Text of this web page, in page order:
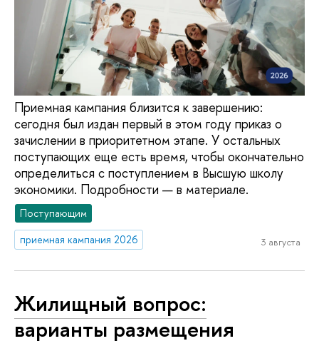
Приемная кампания близится к завершению:
сегодня был издан первый в этом году приказ о
зачислении в приоритетном этапе. У остальных
поступающих еще есть время, чтобы окончательно
определиться с поступлением в Высшую школу
экономики. Подробности — в материале.
Поступающим
приемная кампания 2026
3 августа
Жилищный вопрос:
варианты размещения